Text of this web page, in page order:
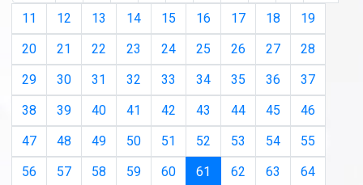
11
12 13 14 15 16 17 18
19
20
21 22 23 24 25 26 27
28
29
30 31 32 33 34 35 36
37
38
39 40 41 42 43 44 45
46
47
48 49 50 51 52 53 54
55
56
57 58 59 60 61 (current)
62 63
64